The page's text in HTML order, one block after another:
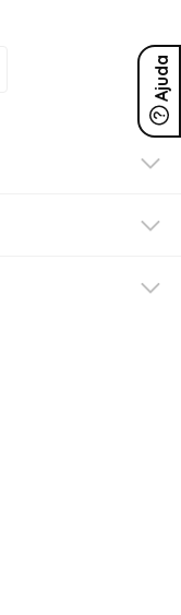
Ajuda